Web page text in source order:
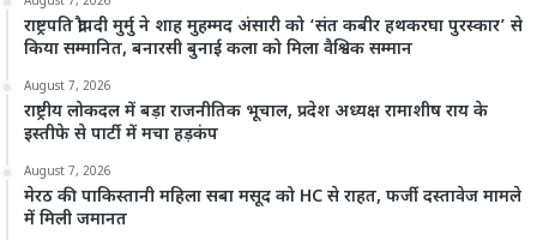
राष्ट्रपति द्रौपदी मुर्मु ने शाह मुहम्मद अंसारी को ‘संत कबीर हथकरघा पुरस्कार’ से
किया सम्मानित, बनारसी बुनाई कला को मिला वैश्विक सम्मान
August 7, 2026
राष्ट्रीय लोकदल में बड़ा राजनीतिक भूचाल, प्रदेश अध्यक्ष रामाशीष राय के
इस्तीफे से पार्टी में मचा हड़कंप
August 7, 2026
मेरठ की पाकिस्तानी महिला सबा मसूद को HC से राहत, फर्जी दस्तावेज मामले
में मिली जमानत